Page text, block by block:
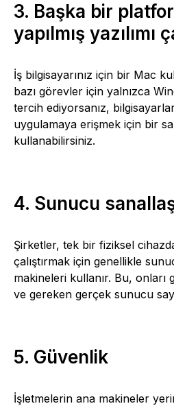
3. Başka bir
yapılmış yazılımı
İş bilgisayarınız için bir Mac
bazı görevler için yalnızca
tercih ediyorsanız,
uygulamaya erişmek için bir
kullanabilirsiniz.
4. Sunucu
Şirketler, tek bir fiziksel
çalıştırmak için genellikle
makineleri kullanır. Bu, onları
ve gereken gerçek sunucu
5. Güvenlik
İşletmelerin ana makineler